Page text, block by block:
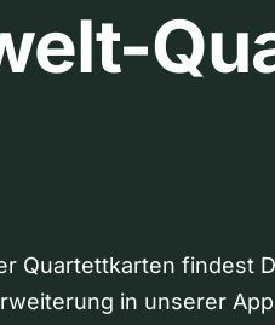
Quartettkarten findest
in unserer